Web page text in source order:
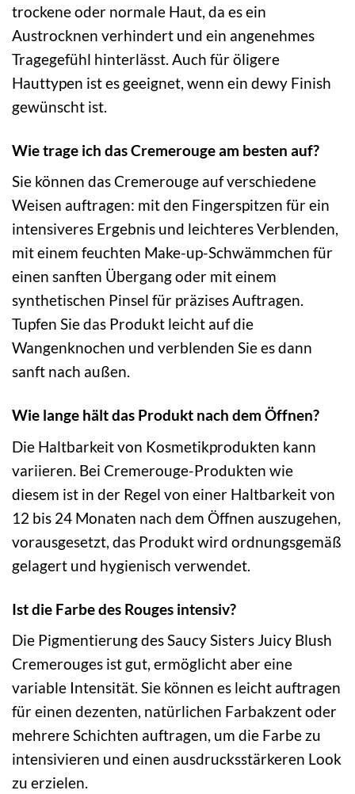
trockene oder normale Haut, da es ein
Austrocknen verhindert und ein angenehmes
Tragegefühl hinterlässt. Auch für öligere
Hauttypen ist es geeignet, wenn ein dewy Finish
gewünscht ist.
Wie trage ich das Cremerouge am besten auf?
Sie können das Cremerouge auf verschiedene
Weisen auftragen: mit den Fingerspitzen für ein
intensiveres Ergebnis und leichteres Verblenden,
mit einem feuchten Make-up-Schwämmchen für
einen sanften Übergang oder mit einem
synthetischen Pinsel für präzises Auftragen.
Tupfen Sie das Produkt leicht auf die
Wangenknochen und verblenden Sie es dann
sanft nach außen.
Wie lange hält das Produkt nach dem Öffnen?
Die Haltbarkeit von Kosmetikprodukten kann
variieren. Bei Cremerouge-Produkten wie
diesem ist in der Regel von einer Haltbarkeit von
12 bis 24 Monaten nach dem Öffnen auszugehen,
vorausgesetzt, das Produkt wird ordnungsgemäß
gelagert und hygienisch verwendet.
Ist die Farbe des Rouges intensiv?
Die Pigmentierung des Saucy Sisters Juicy Blush
Cremerouges ist gut, ermöglicht aber eine
variable Intensität. Sie können es leicht auftragen
für einen dezenten, natürlichen Farbakzent oder
mehrere Schichten auftragen, um die Farbe zu
intensivieren und einen ausdrucksstärkeren Look
zu erzielen.